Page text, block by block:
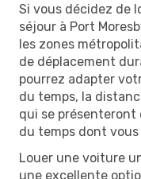
Si vous décidez de
séjour à Port
les zones
de déplacement
pourrez adapter
du temps, la
qui se
du temps dont
Louer une voiture
une excellente